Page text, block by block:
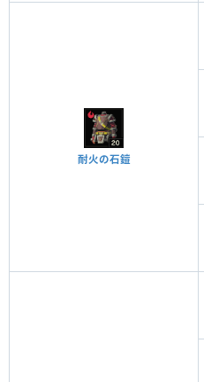
耐火の石鎧